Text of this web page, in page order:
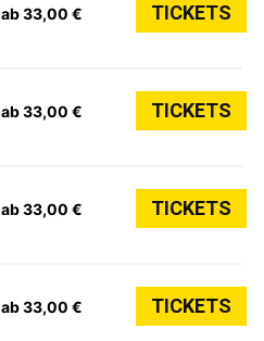
ab 33,00 € TICKETS
ab 33,00 € TICKETS
ab 33,00 € TICKETS
ab 33,00 € TICKETS